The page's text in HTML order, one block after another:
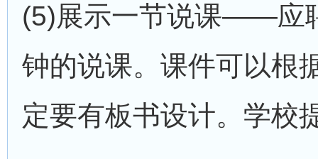
(5)展示一节说课——应
钟的说课。课件可以根
定要有板书设计。学校